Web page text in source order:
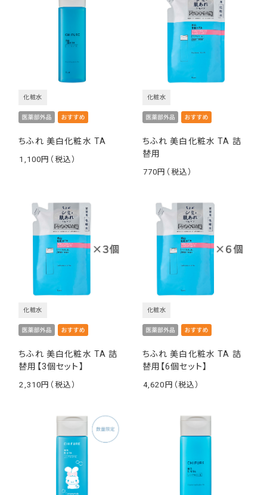
ちふれ 美白化粧水 TA
化粧水
1,100
ちふれ 美白化粧水 TA 詰
替用
化粧水
770
ちふれ 美白化粧水 TA 詰
替用【3個セット】
化粧水
2,310
ちふれ 美白化粧水 TA 詰
替用【6個セット】
化粧水
4,620